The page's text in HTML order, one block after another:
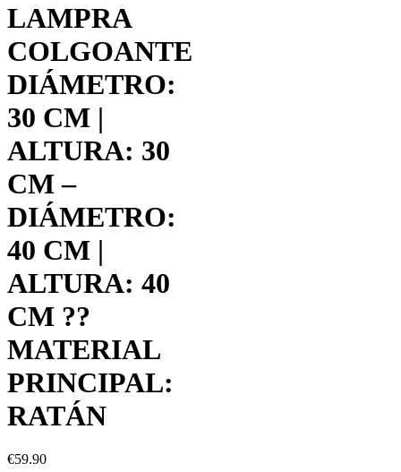
LAMPRA
COLGOANTE
DIÁMETRO:
30 CM |
ALTURA: 30
CM –
DIÁMETRO:
40 CM |
ALTURA: 40
CM ??
MATERIAL
PRINCIPAL:
RATÁN
€59.90